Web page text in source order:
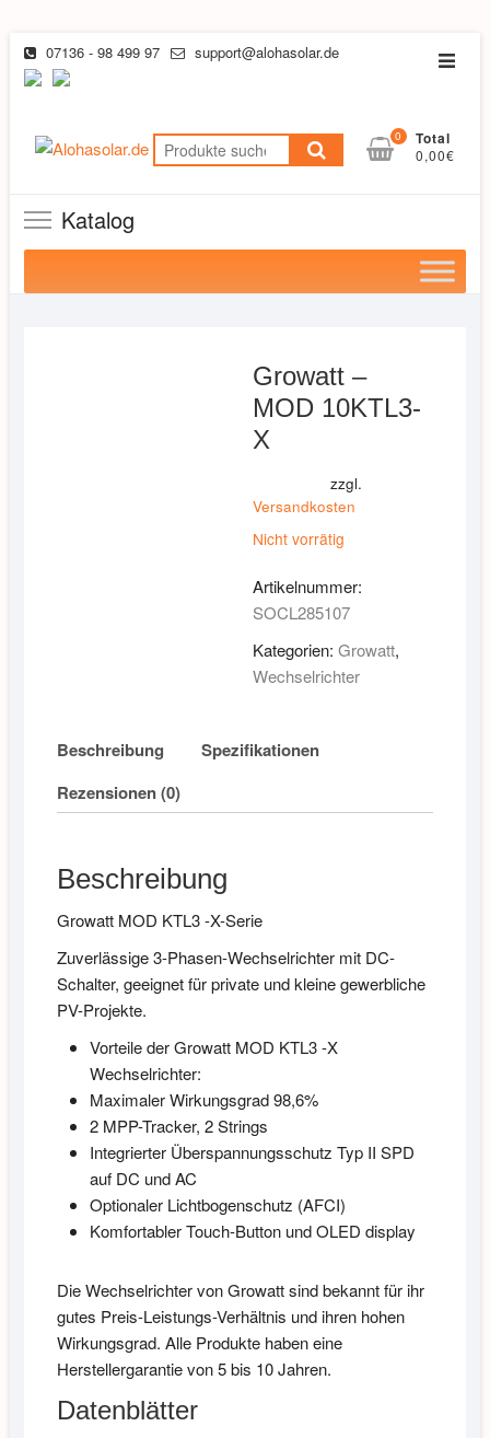
Skip 07136 - 98 499 97 support@alohasolar.de
Suchen
nach:
0 Total
0,00€
Katalog
Growatt –
MOD 10KTL3-
X
zzgl.
Versandkosten
Nicht vorrätig
Artikelnummer:
SOCL285107
Kategorien: Growatt,
Wechselrichter
Beschreibung
Spezifikationen
Rezensionen (0)
Beschreibung
Growatt MOD KTL3 -X-Serie
Zuverlässige 3-Phasen-Wechselrichter mit DC-
Schalter, geeignet für private und kleine gewerbliche
PV-Projekte.
Vorteile der Growatt MOD KTL3 -X
Wechselrichter:
Maximaler Wirkungsgrad 98,6%
2 MPP-Tracker, 2 Strings
Integrierter Überspannungsschutz Typ II SPD
auf DC und AC
Optionaler Lichtbogenschutz (AFCI)
Komfortabler Touch-Button und OLED display
Die Wechselrichter von Growatt sind bekannt für ihr
gutes Preis-Leistungs-Verhältnis und ihren hohen
Wirkungsgrad. Alle Produkte haben eine
Herstellergarantie von 5 bis 10 Jahren.
Datenblätter